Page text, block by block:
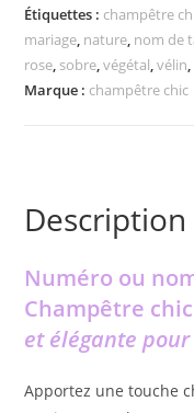
Étiquettes : champêtre
mariage, nature, nom de
rose, sobre,végétal,vélin,
Marque : champêtre chic
Description
Numéro ou
Champêtre
et élégante
Apportez une touche